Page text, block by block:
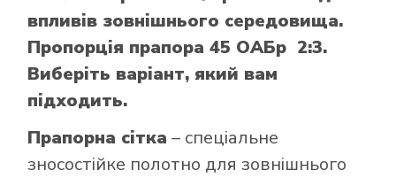
впливів зовнішнього середовища.
Пропорція прапора 45 ОАБр 2:3.
Виберіть варіант, який вам
підходить.
Прапорна сітка – спеціальне
зносостійке полотно для зовнішнього